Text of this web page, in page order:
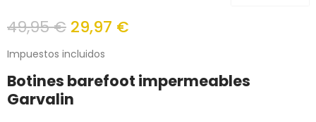
49,95 € 29,97 €
Impuestos incluidos
Botines barefoot impermeables
Garvalin